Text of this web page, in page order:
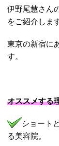
伊野尾慧さん
をご紹介しま
東京の新宿に
す。
オススメする
ショート
る美容院。